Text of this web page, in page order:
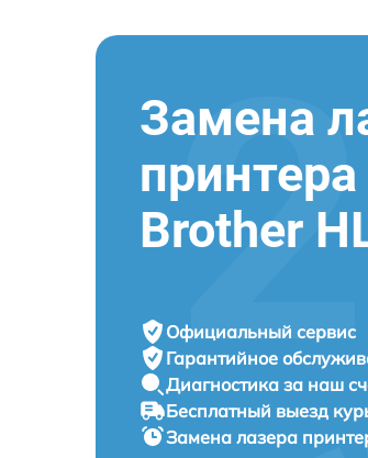
Замена
принтера
Brother
Официальный сервис
Гарантийное
Диагностика за наш
Бесплатный выезд
Замена лазера